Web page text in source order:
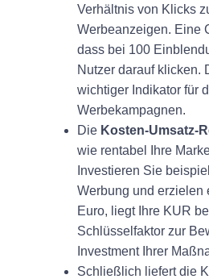
Verhältnis von Klicks
Werbeanzeigen. Eine
dass bei 100
Nutzer darauf klicken.
wichtiger Indikator für
Werbekampagnen.
Die Kosten-Umsatz-
wie rentabel Ihre
Investieren Sie
Werbung und erzielen
Euro, liegt Ihre KUR
Schlüsselfaktor zur
Investment Ihrer
Schließlich liefert die